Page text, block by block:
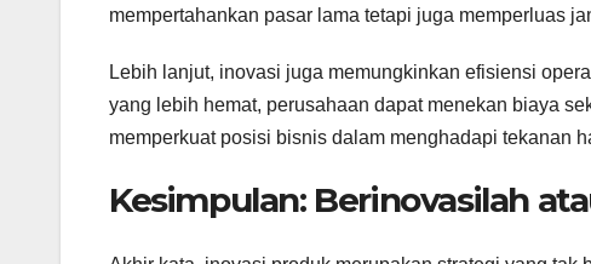
mempertahankan pasar lama tetapi juga memperluas
Lebih lanjut, inovasi juga memungkinkan efisiensi
yang lebih hemat, perusahaan dapat menekan biaya
memperkuat posisi bisnis dalam menghadapi tekanan
Kesimpulan: Berinovasilah